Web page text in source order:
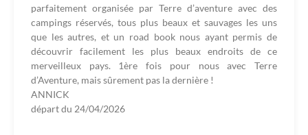
parfaitement organisée par Terre d’aventure avec des
campings réservés, tous plus beaux et sauvages les uns
que les autres, et un road book nous ayant permis de
découvrir facilement les plus beaux endroits de ce
merveilleux pays. 1ère fois pour nous avec Terre
d’Aventure, mais sûrement pas la dernière !
ANNICK
départ du 24/04/2026